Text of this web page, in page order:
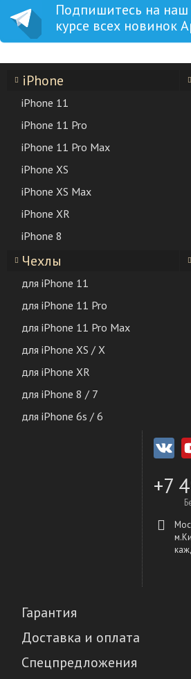
Подпишитесь на наш
курсе всех новинок
iPhone
iPhone 11
iPhone 11 Pro
iPhone 11 Pro Max
iPhone XS
iPhone XS Max
iPhone XR
iPhone 8
Чехлы
для iPhone 11
для iPhone 11 Pro
для iPhone 11 Pro Max
для iPhone XS / X
для iPhone XR
для iPhone 8 / 7
для iPhone 6s / 6
+7
Гарантия
Доставка и оплата
Спецпредложения